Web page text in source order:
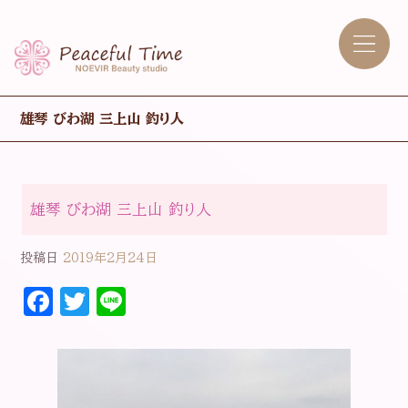
雄琴 びわ湖 三上山 釣り人
雄琴 びわ湖 三上山 釣り人
投稿日 2019年2月24日
F
T